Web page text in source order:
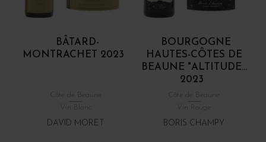
BÂTARD-
MONTRACHET 2023
DAVID MORET
BOURGOGNE
HAUTES-CÔTES DE
BEAUNE "ALTITUDE...
2023
BORIS CHAMPY